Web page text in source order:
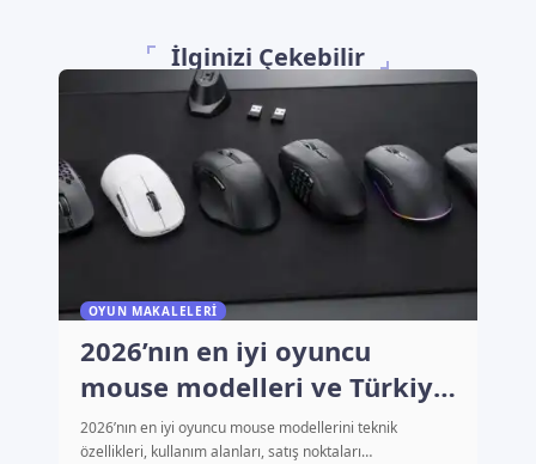
İlginizi Çekebilir
OYUN MAKALELERI
2026’nın en iyi oyuncu
mouse modelleri ve Türkiye
fiyatları
2026’nın en iyi oyuncu mouse modellerini teknik
özellikleri, kullanım alanları, satış noktaları…